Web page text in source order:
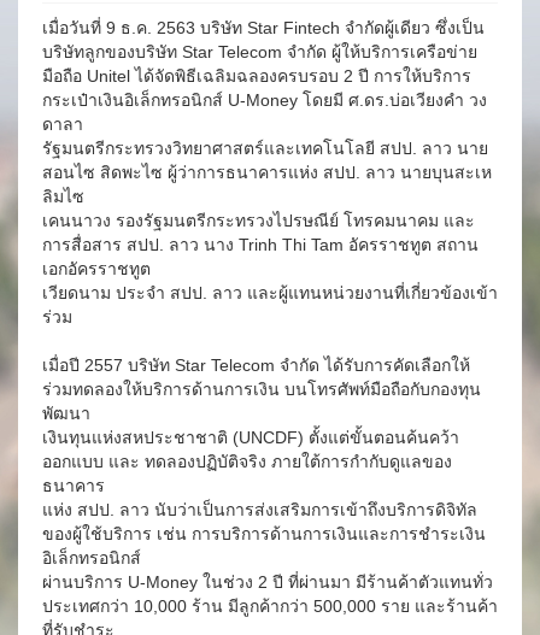
เมื่อวันที่ 9 ธ.ค. 2563 บริษัท Star Fintech จำกัดผู้เดียว ซึ่งเป็น
บริษัทลูกของบริษัท Star Telecom จำกัด ผู้ให้บริการเครือข่าย
มือถือ Unitel ได้จัดพิธีเฉลิมฉลองครบรอบ 2 ปี การให้บริการ
กระเป๋าเงินอิเล็กทรอนิกส์ U-Money โดยมี ศ.ดร.บ่อเวียงคำ วง
ดาลา
รัฐมนตรีกระทรวงวิทยาศาสตร์และเทคโนโลยี สปป. ลาว นาย
สอนไซ สิดพะไซ ผู้ว่าการธนาคารแห่ง สปป. ลาว นายบุนสะเห
ลิมไซ
เคนนาวง รองรัฐมนตรีกระทรวงไปรษณีย์ โทรคมนาคม และ
การสื่อสาร สปป. ลาว นาง Trinh Thi Tam อัครราชทูต สถาน
เอกอัครราชทูต
เวียดนาม ประจำ สปป. ลาว และผู้แทนหน่วยงานที่เกี่ยวข้องเข้า
ร่วม
เมื่อปี 2557 บริษัท Star Telecom จำกัด ได้รับการคัดเลือกให้
ร่วมทดลองให้บริการด้านการเงิน บนโทรศัพท์มือถือกับกองทุน
พัฒนา
เงินทุนแห่งสหประชาชาติ (UNCDF) ตั้งแต่ขั้นตอนค้นคว้า
ออกแบบ และ ทดลองปฏิบัติจริง ภายใต้การกำกับดูแลของ
ธนาคาร
แห่ง สปป. ลาว นับว่าเป็นการส่งเสริมการเข้าถึงบริการดิจิทัล
ของผู้ใช้บริการ เช่น การบริการด้านการเงินและการชำระเงิน
อิเล็กทรอนิกส์
ผ่านบริการ U-Money ในช่วง 2 ปี ที่ผ่านมา มีร้านค้าตัวแทนทั่ว
ประเทศกว่า 10,000 ร้าน มีลูกค้ากว่า 500,000 ราย และร้านค้า
ที่รับชำระ